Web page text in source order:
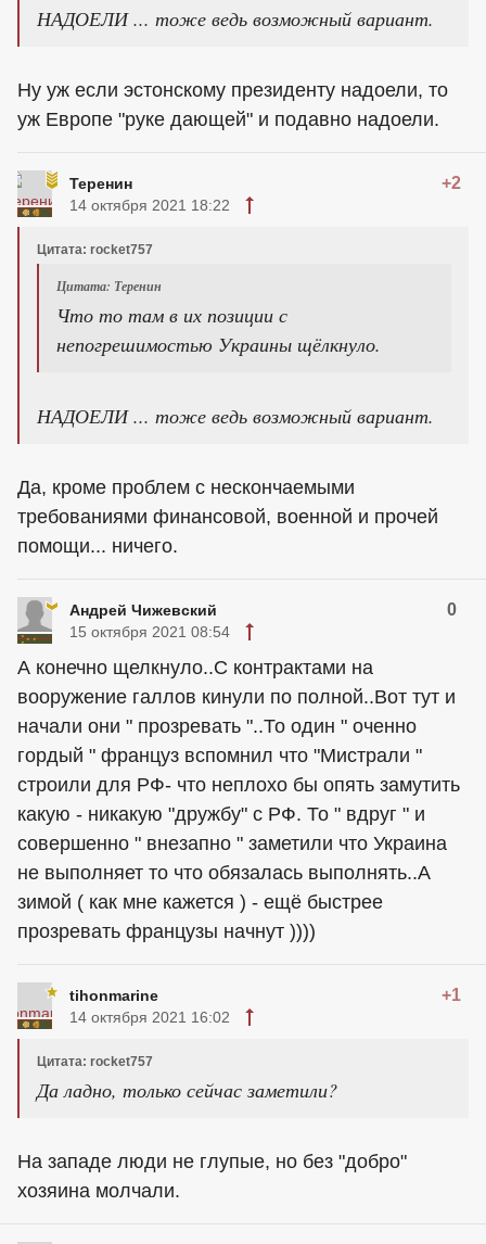
НАДОЕЛИ ... тоже ведь возможный вариант.
Ну уж если эстонскому президенту надоели, то
уж Европе "руке дающей" и подавно надоели.
Теренин +2
14 октября 2021 18:22
Цитата: rocket757
Цитата: Теренин
Что то там в их позиции с
непогрешимостью Украины щёлкнуло.
НАДОЕЛИ ... тоже ведь возможный вариант.
Да, кроме проблем с нескончаемыми
требованиями финансовой, военной и прочей
помощи... ничего.
Андрей Чижевский 0
15 октября 2021 08:54
А конечно щелкнуло..С контрактами на
вооружение галлов кинули по полной..Вот тут и
начали они " прозревать "..То один " оченно
гордый " француз вспомнил что "Мистрали "
строили для РФ- что неплохо бы опять замутить
какую - никакую "дружбу" с РФ. То " вдруг " и
совершенно " внезапно " заметили что Украина
не выполняет то что обязалась выполнять..А
зимой ( как мне кажется ) - ещё быстрее
прозревать французы начнут ))))
tihonmarine +1
14 октября 2021 16:02
Цитата: rocket757
Да ладно, только сейчас заметили?
На западе люди не глупые, но без "добро"
хозяина молчали.